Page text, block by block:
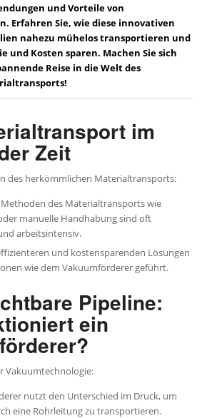
und Vorteile von
Erfahren Sie, wie diese innovativen
nahezu mühelos transportieren und
und Kosten sparen. Machen Sie sich
Reise in die Welt des
im
Zeit
des herkömmlichen Materialtransports:
des Materialtransports wie
manuelle Handhabung sind oft
arbeitsintensiv.
und kostensparenden Lösungen
wie dem Vakuumförderer geführt.
Pipeline:
ein
Vakuumtechnologie:
nutzt den Unterschied im Druck, um
eine Rohrleitung zu transportieren.